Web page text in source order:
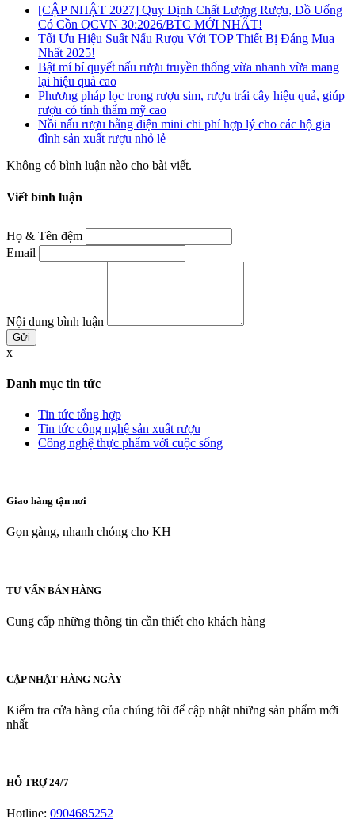
[CẬP NHẬT 2027] Quy Định Chất Lượng Rượu, Đồ Uống
Có Cồn QCVN 30:2026/BTC MỚI NHẤT!
Tối Ưu Hiệu Suất Nấu Rượu Với TOP Thiết Bị Đáng Mua
Nhất 2025!
Bật mí bí quyết nấu rượu truyền thống vừa nhanh vừa mang
lại hiệu quả cao
Phương pháp lọc trong rượu sim, rượu trái cây hiệu quả, giúp
rượu có tính thẩm mỹ cao
Nồi nấu rượu bằng điện mini chi phí hợp lý cho các hộ gia
đình sản xuất rượu nhỏ lẻ
Không có bình luận nào cho bài viết.
Viết bình luận
Họ & Tên đệm
Email
Nội dung bình luận
x
Danh mục tin tức
Tin tức tổng hợp
Tin tức công nghệ sản xuất rượu
Công nghệ thực phẩm với cuộc sống
Giao hàng tận nơi
Gọn gàng, nhanh chóng cho KH
TƯ VẤN BÁN HÀNG
Cung cấp những thông tin cần thiết cho khách hàng
CẬP NHẬT HÀNG NGÀY
Kiểm tra cửa hàng của chúng tôi để cập nhật những sản phẩm mới
nhất
HỖ TRỢ 24/7
Hotline: 0904685252